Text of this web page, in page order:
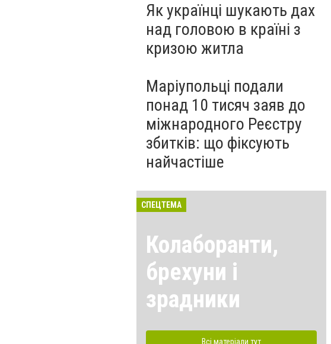
Як українці шукають дах
над головою в країні з
кризою житла
Маріупольці подали
понад 10 тисяч заяв до
міжнародного Реєстру
збитків: що фіксують
найчастіше
СПЕЦТЕМА
Колаборанти,
брехуни і
зрадники
Всі матеріали тут